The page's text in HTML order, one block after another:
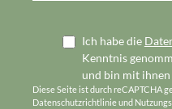
Ich habe die
Kenntnis
und bin mit
Diese Seite ist durch reCAPTCHA
Datenschutzrichtlinieund